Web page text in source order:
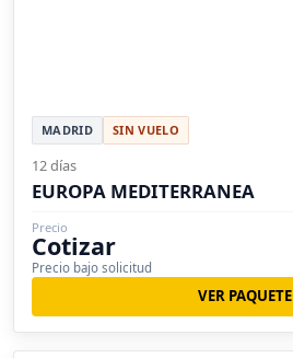
MADRID SIN VUELO
12 días
EUROPA MEDITERRANEA
Precio
Cotizar
Precio bajo solicitud
VER PAQUETE